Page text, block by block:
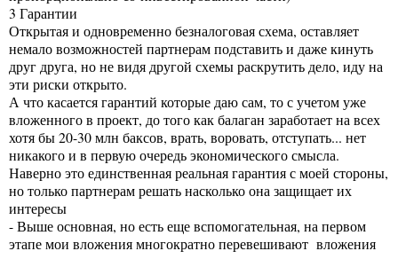
3 Гарантии
Открытая и одновременно безналоговая схема, оставляет
немало возможностей партнерам подставить и даже кинуть
друг друга, но не видя другой схемы раскрутить дело, иду на
эти риски открыто.
А что касается гарантий которые даю сам, то с учетом уже
вложенного в проект, до того как балаган заработает на всех
хотя бы 20-30 млн баксов, врать, воровать, отступать... нет
никакого и в первую очередь экономического смысла.
Наверно это единственная реальная гарантия с моей стороны,
но только партнерам решать насколько она защищает их
интересы
- Выше основная, но есть еще вспомогательная, на первом
этапе мои вложения многократно перевешивают вложения